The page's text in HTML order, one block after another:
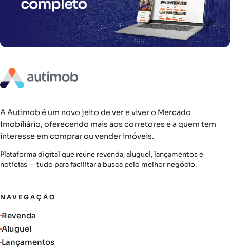
A Autimob é um novo jeito de ver e viver o Mercado
Imobiliário, oferecendo mais aos corretores e a quem tem
interesse em comprar ou vender imóveis.
Plataforma digital que reúne revenda, aluguel, lançamentos e
notícias — tudo para facilitar a busca pelo melhor negócio.
NAVEGAÇÃO
Revenda
Aluguel
Lançamentos